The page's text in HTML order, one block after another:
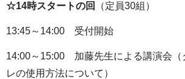
☆14時スタートの回 （定員30組）
13:45～14:00 受付開始
14:00～15:00 加藤先生による講演会（
レの使用方法について）